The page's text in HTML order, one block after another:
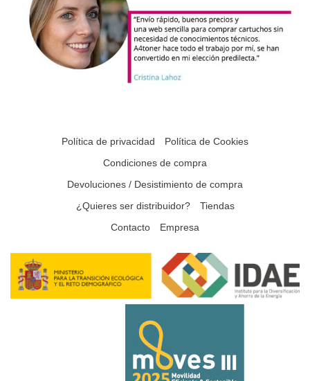
Política de privacidad
Política de Cookies
Condiciones de compra
Devoluciones / Desistimiento de compra
¿Quieres ser distribuidor?
Tiendas
Contacto
Empresa